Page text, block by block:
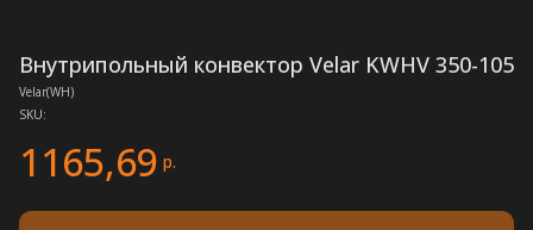
Внутрипольный конвектор Velar KWHV 350-105
Velar(WH)
SKU:
1165,69 р.